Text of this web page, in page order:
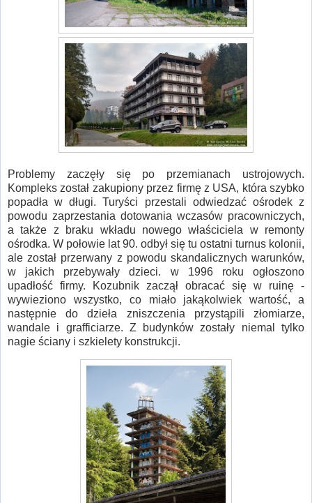
Problemy zaczęły się po przemianach ustrojowych.
Kompleks został zakupiony przez firmę z USA, która szybko
popadła w długi. Turyści przestali odwiedzać ośrodek z
powodu zaprzestania dotowania wczasów pracowniczych,
a także z braku wkładu nowego właściciela w remonty
ośrodka. W połowie lat 90. odbył się tu ostatni turnus kolonii,
ale został przerwany z powodu skandalicznych warunków,
w jakich przebywały dzieci. w 1996 roku ogłoszono
upadłość firmy. Kozubnik zaczął obracać się w ruinę -
wywieziono wszystko, co miało jakąkolwiek wartość, a
następnie do dzieła zniszczenia przystąpili złomiarze,
wandale i grafficiarze. Z budynków zostały niemal tylko
nagie ściany i szkielety konstrukcji.